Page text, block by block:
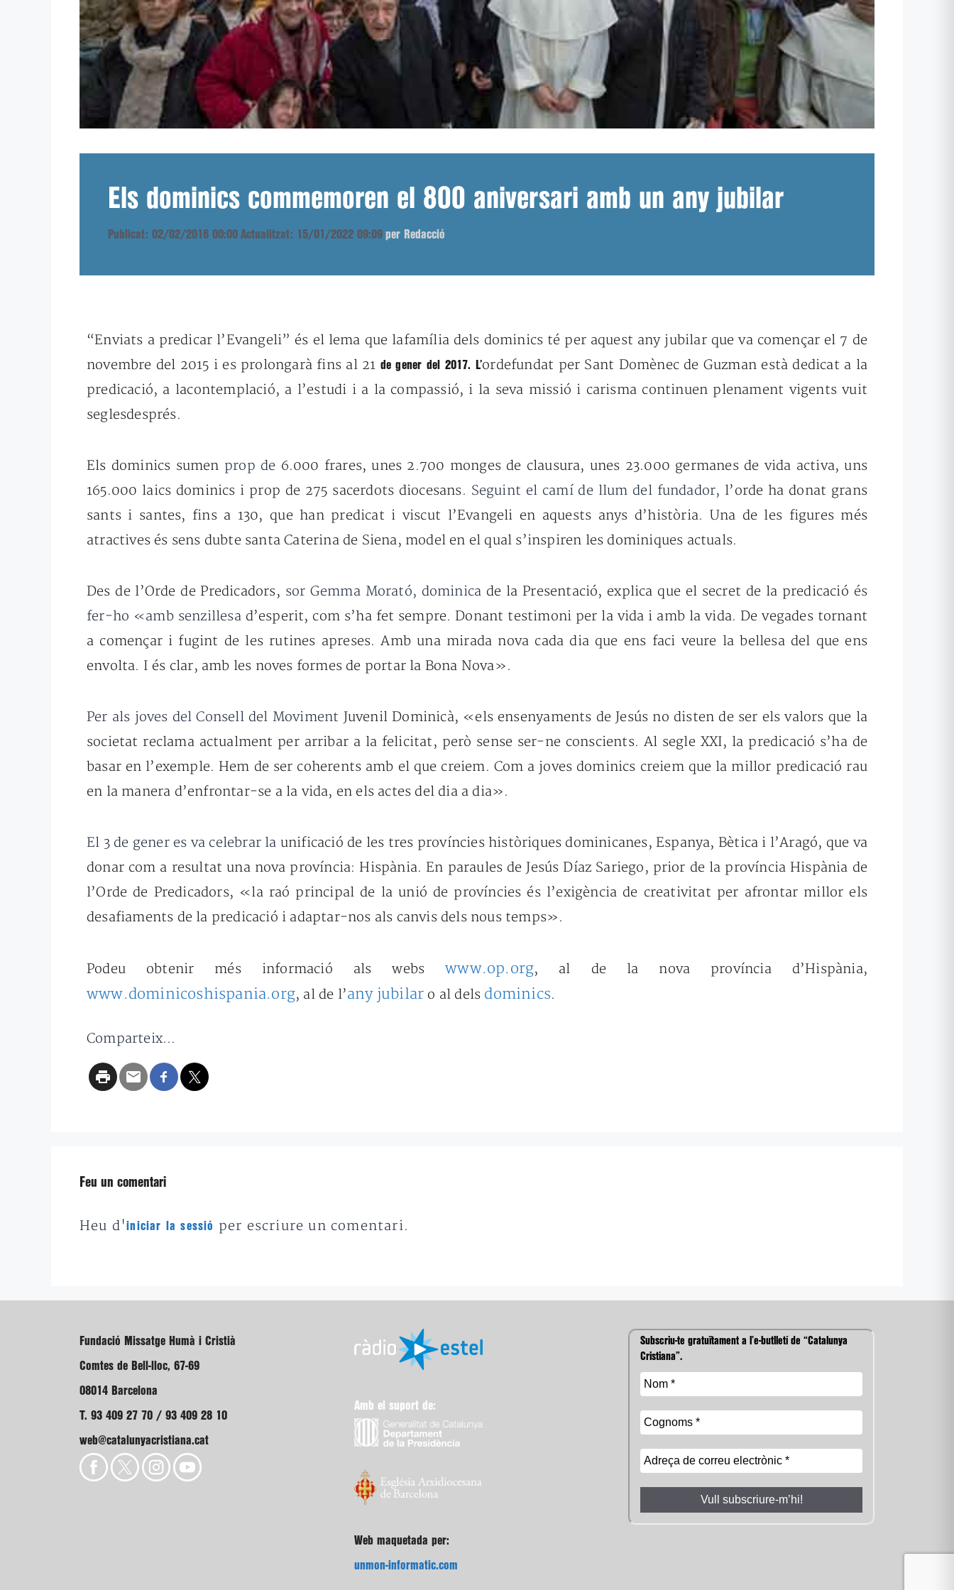
Els dominics commemoren el 800 aniversari amb un any jubilar
Publicat: 02/02/2016 00:00 Actualitzat: 15/01/2022 09:09 per Redacció
“Enviats a predicar l’Evangeli” és el lema que lafamília dels dominics té per aquest any jubilar que va començar el 7 de
novembre del 2015 i es prolongarà fins al 21 de gener del 2017. L’ordefundat per Sant Domènec de Guzman està dedicat a la
predicació, a lacontemplació, a l’estudi i a la compassió, i la seva missió i carisma continuen plenament vigents vuit
seglesdesprés.
Els dominics sumen prop de 6.000 frares, unes 2.700 monges de clausura, unes 23.000 germanes de vida activa, uns
165.000 laics dominics i prop de 275 sacerdots diocesans. Seguint el camí de llum del fundador, l’orde ha donat grans
sants i santes, fins a 130, que han predicat i viscut l’Evangeli en aquests anys d’història. Una de les figures més
atractives és sens dubte santa Caterina de Siena, model en el qual s’inspiren les dominiques actuals.
Des de l’Orde de Predicadors, sor Gemma Morató, dominica de la Presentació, explica que el secret de la predicació és
fer-ho «amb senzillesa d’esperit, com s’ha fet sempre. Donant testimoni per la vida i amb lavida. De vegades tornant
a començar i fugint de les rutines apreses. Amb una mirada nova cada dia que ens faci veure la bellesa del que ens
envolta. I és clar, amb les noves formes de portar la Bona Nova».
Per als joves del Consell del Moviment Juvenil Dominicà, «els ensenyaments de Jesús no disten de ser els valors que la
societat reclama actualment per arribar a la felicitat, però sense ser-ne conscients. Al segle XXI, la predicació s’ha de
basar en l’exemple. Hem de ser coherents amb el que creiem. Com a joves dominics creiem que la millor predicació rau
en la manera d’enfrontar-se a la vida, en els actes del dia a dia».
El 3 de gener es va celebrar la unificació de les tres províncies històriques dominicanes, Espanya, Bètica i l’Aragó, que va
donar com a resultat una nova província: Hispània. En paraules de Jesús Díaz Sariego, prior de la província Hispània de
l’Orde de Predicadors, «la raó principal de la unió de províncies és l’exigència de creativitat per afrontar millor els
desafiaments de la predicació i adaptar-nos als canvis dels nous temps».
Podeu obtenir més informació als webs www.op.org, al de la nova província d’Hispània,
www.dominicoshispania.org, al de l’any jubilar o al dels dominics.
Comparteix...
Feu un comentari
Heu d'iniciar la sessió per escriure un comentari.
Fundació Missatge Humà i Cristià
Comtes de Bell-lloc, 67-69
08014 Barcelona
T. 93 409 27 70 / 93 409 28 10
web@catalunyacristiana.cat
Amb el suport de:
Web maquetada per:
unmon-informatic.com
Subscriu-te gratuïtament a l’e-butlletí de “Catalunya
Cristiana”.